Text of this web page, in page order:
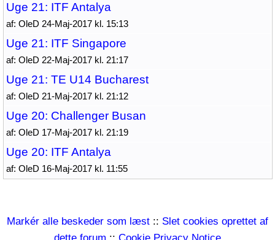
Uge 21: ITF Antalya
af: OleD 24-Maj-2017 kl. 15:13
Uge 21: ITF Singapore
af: OleD 22-Maj-2017 kl. 21:17
Uge 21: TE U14 Bucharest
af: OleD 21-Maj-2017 kl. 21:12
Uge 20: Challenger Busan
af: OleD 17-Maj-2017 kl. 21:19
Uge 20: ITF Antalya
af: OleD 16-Maj-2017 kl. 11:55
Markér alle beskeder som læst :: Slet cookies oprettet af